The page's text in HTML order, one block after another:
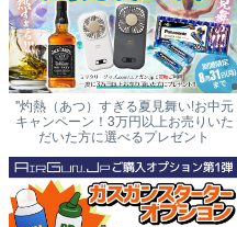
"灼熱（あつ）すぎる夏見舞い!お中元
キャンペーン！3万円以上お売りいた
だいた方に選べるプレゼント